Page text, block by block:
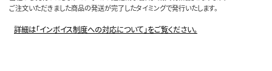
ご注文いただきました商品の発送が完了したタイミングで発行いたします。
詳細は「インボイス制度への対応について」をご覧ください。